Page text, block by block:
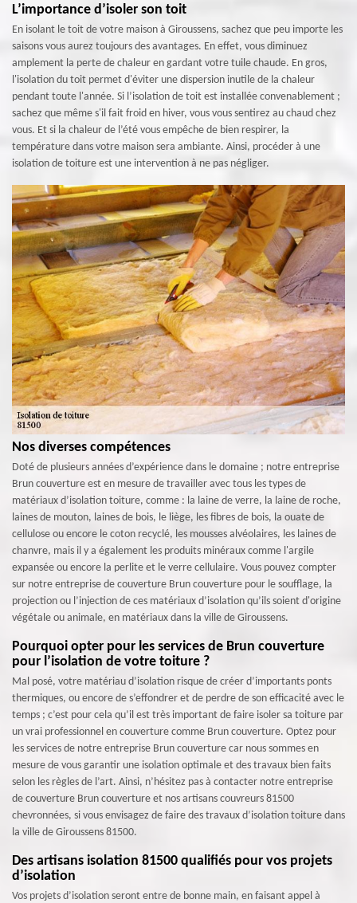
L’importance d’isoler son toit
En isolant le toit de votre maison à Giroussens, sachez que peu importe les
saisons vous aurez toujours des avantages. En effet, vous diminuez
amplement la perte de chaleur en gardant votre tuile chaude. En gros,
l'isolation du toit permet d'éviter une dispersion inutile de la chaleur
pendant toute l'année. Si l’isolation de toit est installée convenablement ;
sachez que même s'il fait froid en hiver, vous vous sentirez au chaud chez
vous. Et si la chaleur de l’été vous empêche de bien respirer, la
température dans votre maison sera ambiante. Ainsi, procéder à une
isolation de toiture est une intervention à ne pas négliger.
Nos diverses compétences
Doté de plusieurs années d’expérience dans le domaine ; notre entreprise
Brun couverture est en mesure de travailler avec tous les types de
matériaux d’isolation toiture, comme : la laine de verre, la laine de roche,
laines de mouton, laines de bois, le liège, les fibres de bois, la ouate de
cellulose ou encore le coton recyclé, les mousses alvéolaires, les laines de
chanvre, mais il y a également les produits minéraux comme l'argile
expansée ou encore la perlite et le verre cellulaire. Vous pouvez compter
sur notre entreprise de couverture Brun couverture pour le soufflage, la
projection ou l’injection de ces matériaux d’isolation qu’ils soient d'origine
végétale ou animale, en matériaux dans la ville de Giroussens.
Pourquoi opter pour les services de Brun couverture
pour l’isolation de votre toiture ?
Mal posé, votre matériau d’isolation risque de créer d’importants ponts
thermiques, ou encore de s’effondrer et de perdre de son efficacité avec le
temps ; c’est pour cela qu’il est très important de faire isoler sa toiture par
un vrai professionnel en couverture comme Brun couverture. Optez pour
les services de notre entreprise Brun couverture car nous sommes en
mesure de vous garantir une isolation optimale et des travaux bien faits
selon les règles de l’art. Ainsi, n’hésitez pas à contacter notre entreprise
de couverture Brun couverture et nos artisans couvreurs 81500
chevronnées, si vous envisagez de faire des travaux d’isolation toiture dans
la ville de Giroussens 81500.
Des artisans isolation 81500 qualifiés pour vos projets
d’isolation
Vos projets d’isolation seront entre de bonne main, en faisant appel à